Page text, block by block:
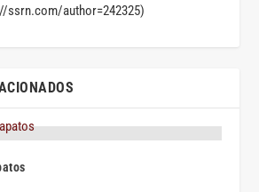
ssrn.com/author=242325)